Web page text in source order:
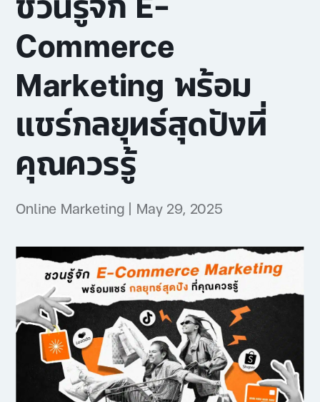
Commerce
Marketing พร้อม
แชร์กลยุทธ์สุดปังที่
คุณควรรู้
Online Marketing| May 29, 2025